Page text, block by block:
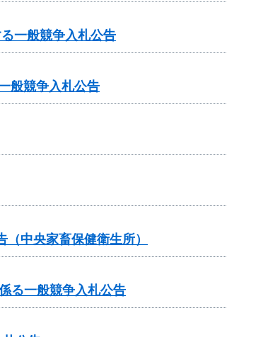
一般競争入札公告
般競争入札公告
中央家畜保健衛生所）
る一般競争入札公告